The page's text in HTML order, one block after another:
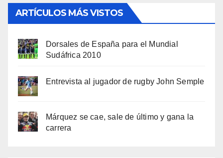
ARTÍCULOS MÁS VISTOS
Dorsales de España para el Mundial
Sudáfrica 2010
Entrevista al jugador de rugby John Semple
Márquez se cae, sale de último y gana la
carrera